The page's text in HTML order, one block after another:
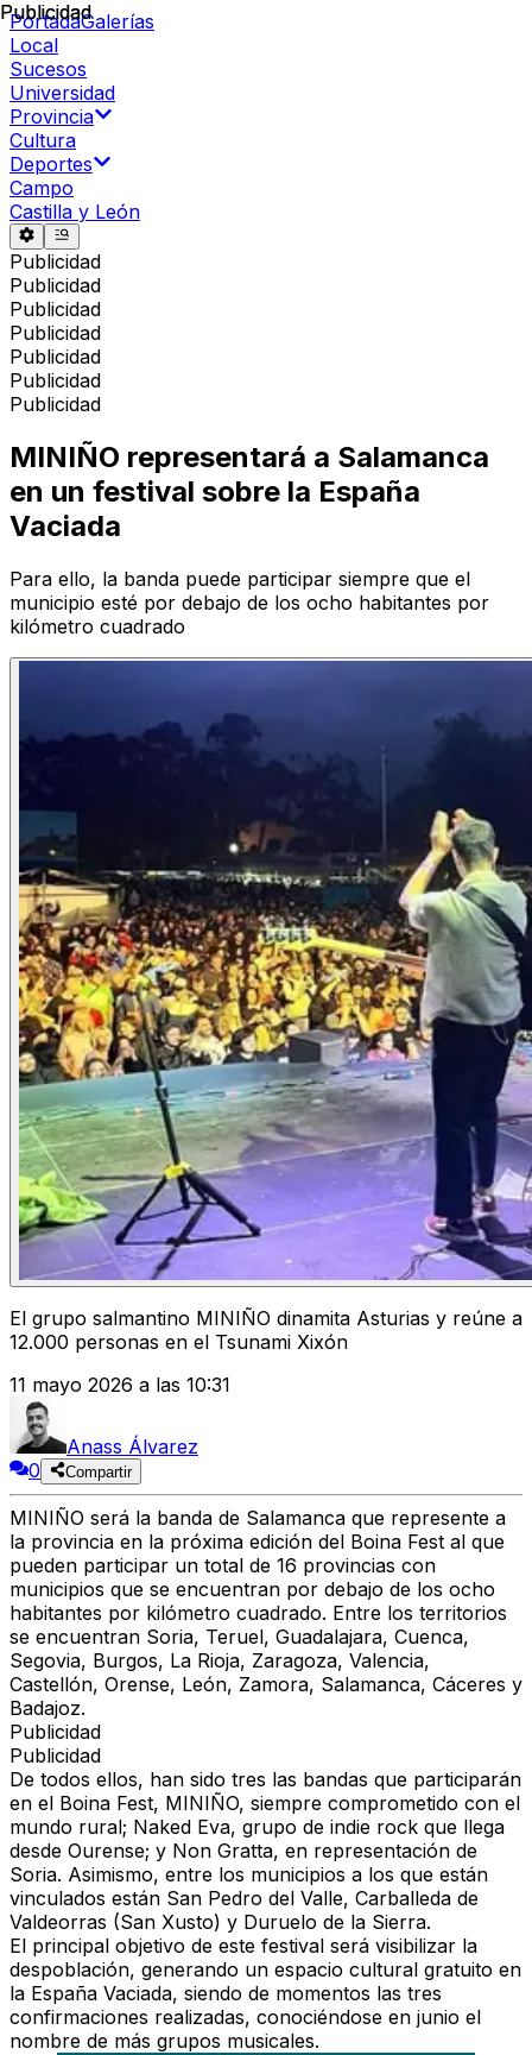
PortadaGalerías
Local
Sucesos
Universidad
Provincia
Cultura
Deportes
Campo
Castilla y León
Publicidad
Publicidad
Publicidad
Publicidad
Publicidad
Publicidad
Publicidad
Publicidad
MINIÑO representará a Salamanca
en un festival sobre la España
Vaciada
Para ello, la banda puede participar siempre que el
municipio esté por debajo de los ocho habitantes por
kilómetro cuadrado
El grupo salmantino MINIÑO dinamita Asturias y reúne a
12.000 personas en el Tsunami Xixón
11 mayo 2026 a las 10:31
Anass Álvarez
0
Compartir
MINIÑO será la banda de Salamanca que represente a
la provincia en la próxima edición del Boina Fest al que
pueden participar un total de 16 provincias con
municipios que se encuentran por debajo de los ocho
habitantes por kilómetro cuadrado. Entre los territorios
se encuentran Soria, Teruel, Guadalajara, Cuenca,
Segovia, Burgos, La Rioja, Zaragoza, Valencia,
Castellón, Orense, León, Zamora, Salamanca, Cáceres y
Badajoz.
Publicidad
Publicidad
De todos ellos, han sido tres las bandas que participarán
en el Boina Fest, MINIÑO, siempre comprometido con el
mundo rural; Naked Eva, grupo de indie rock que llega
desde Ourense; y Non Gratta, en representación de
Soria. Asimismo, entre los municipios a los que están
vinculados están San Pedro del Valle, Carballeda de
Valdeorras (San Xusto) y Duruelo de la Sierra.
El principal objetivo de este festival será visibilizar la
despoblación, generando un espacio cultural gratuito en
la España Vaciada, siendo de momentos las tres
confirmaciones realizadas, conociéndose en junio el
nombre de más grupos musicales.
Publicidad